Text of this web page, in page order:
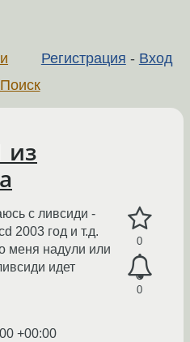
Регистрация - Вход
Поиск
из
0
0
с ливсиди -
2003 год и т.д.
меня надули или
идет
+00:00